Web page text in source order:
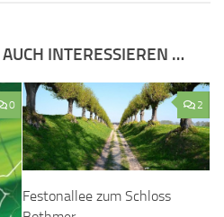
INTERESSIEREN …
0 2
Festonallee zum Schloss